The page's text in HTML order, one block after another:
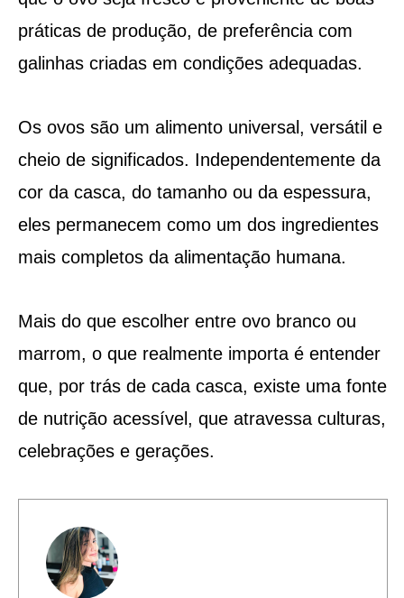
práticas de produção, de preferência com
galinhas criadas em condições adequadas.
Os ovos são um alimento universal, versátil e
cheio de significados. Independentemente da
cor da casca, do tamanho ou da espessura,
eles permanecem como um dos ingredientes
mais completos da alimentação humana.
Mais do que escolher entre ovo branco ou
marrom, o que realmente importa é entender
que, por trás de cada casca, existe uma fonte
de nutrição acessível, que atravessa culturas,
celebrações e gerações.